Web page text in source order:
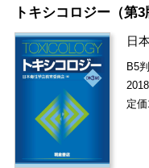
トキシコロジー（第3
日
B5
定